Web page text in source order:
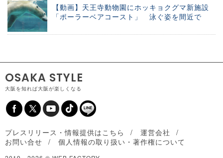
【動画】天王寺動物園にホッキョクグマ新施設
「ポーラーベアコースト」 泳ぐ姿を間近で
OSAKA STYLE
大阪を知れば大阪が楽しくなる
プレスリリース・情報提供はこちら
運営会社
お問い合せ
個人情報の取り扱い・著作権について